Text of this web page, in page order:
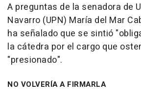
A preguntas de la senadora de
Navarro (UPN) María del Mar
ha señalado que se sintió
la cátedra por el cargo que
"presionado".
NO VOLVERÍA A FIRMARLA